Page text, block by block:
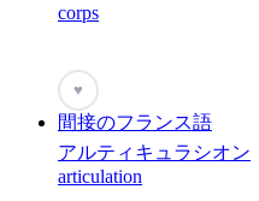
corps
♥
間接のフランス語
アルティキュラシオン
articulation